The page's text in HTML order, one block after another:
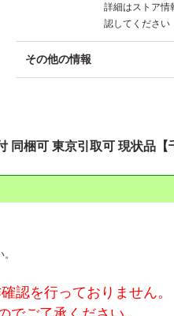
詳細はストア情
認してください
その他の情報